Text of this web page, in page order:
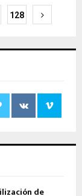
128
de